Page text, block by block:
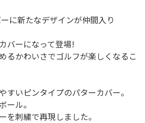
に新たなデザインが仲間入り
バーになって登場!
るかわいさでゴルフが楽しくなるこ
すいピンタイプのパターカバー。
ール。
を刺繍で再現しました。